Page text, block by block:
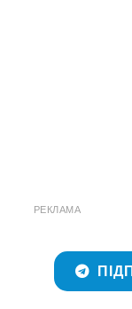
РЕКЛАМА